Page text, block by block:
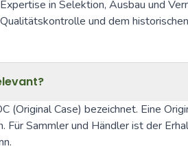
in Selektion, Ausbau und
und dem
Case) bezeichnet. Eine
Sammler und Händler ist der